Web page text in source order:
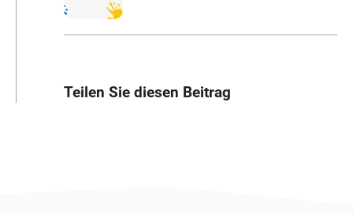
Teilen Sie diesen Beitrag